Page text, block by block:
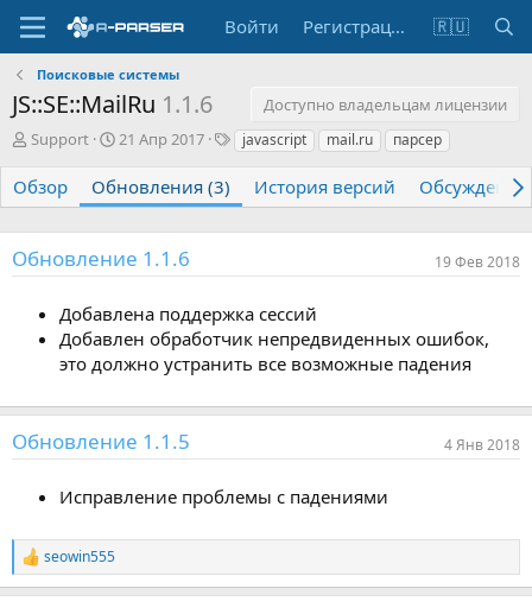
Войти Регистрация 🇷🇺
Поисковые системы
JS::SE::MailRu 1.1.6
Доступно владельцам лицензии
А
т
о
Support
Д
т
а
з
а
и
я
21 Апр 2017
Т
и
javascript mail.ru парсер
Обзор Обновления (3) История версий Обсуждение
Обновление 1.1.6 19 Фев 2018
Добавлена поддержка сессий
Добавлен обработчик непредвиденных ошибок,
это должно устранить все возможные падения
Обновление 1.1.5 4 Янв 2018
Исправление проблемы с падениями
Р
е
а
seowin555